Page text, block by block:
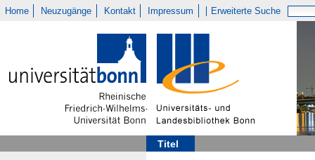
Home Neuzugänge Kontakt Impressum Erweiterte Suche
Titel